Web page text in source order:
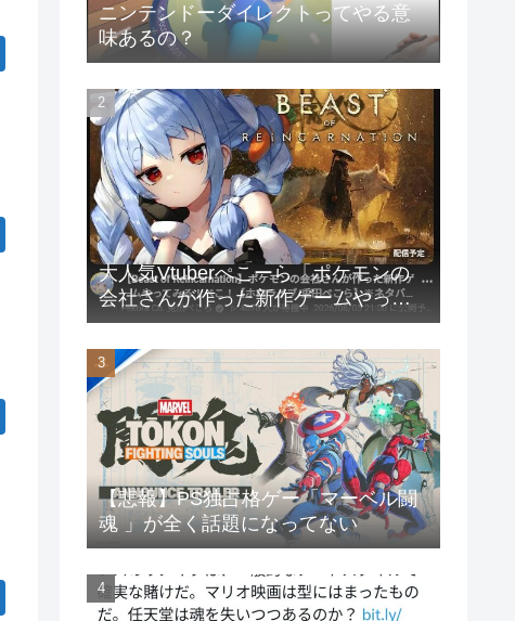
ニンテンドーダイレクトってやる意
味あるの？
大人気Vtuberぺこーら「ポケモンの
会社さんが作った新作ゲームやって
みる！」
【悲報】PS独占格ゲー「マーベル闘
魂 」が全く話題になってない